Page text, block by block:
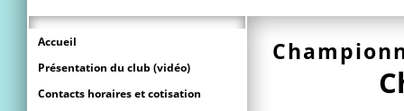
Accueil
Présentation du club (vidéo)
Contacts horaires et cotisation